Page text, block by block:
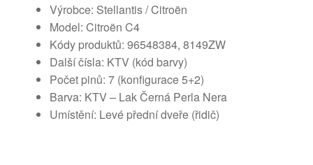
Výrobce: Stellantis / Citroën
Model: Citroën C4
Kódy produktů: 96548384, 8149ZW
Další čísla: KTV (kód barvy)
Počet pinů: 7 (konfigurace 5+2)
Barva: KTV – Lak Černá Perla Nera
Umístění: Levé přední dveře (řidič)